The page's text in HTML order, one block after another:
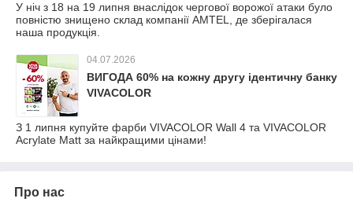
У ніч з 18 на 19 липня внаслідок чергової ворожої атаки було
повністю знищено склад компанії AMTEL, де зберігалася
наша продукція.
04.07.2026
ВИГОДА 60% на кожну другу ідентичну банку
VIVACOLOR
З 1 липня купуйте фарби VIVACOLOR Wall 4 та VIVACOLOR
Acrylate Matt за найкращими цінами!
Про нас